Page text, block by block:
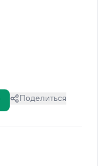
Поделиться